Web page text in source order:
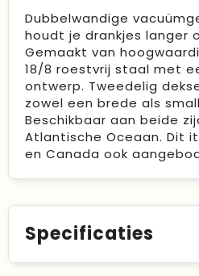
Dubbelwandige
houdt je drankjes langer
Gemaakt van
18/8 roestvrij staal met
ontwerp. Tweedelig
zowel een brede als
Beschikbaar aan beide
Atlantische Oceaan. Dit
en Canada ook
Specificaties